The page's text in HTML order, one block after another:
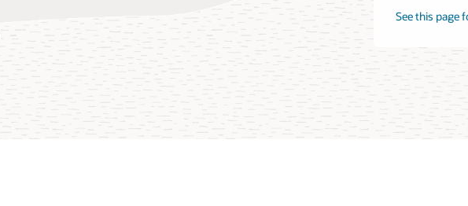
See this page